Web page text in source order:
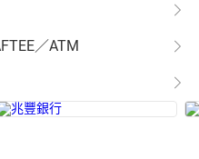
／ATM